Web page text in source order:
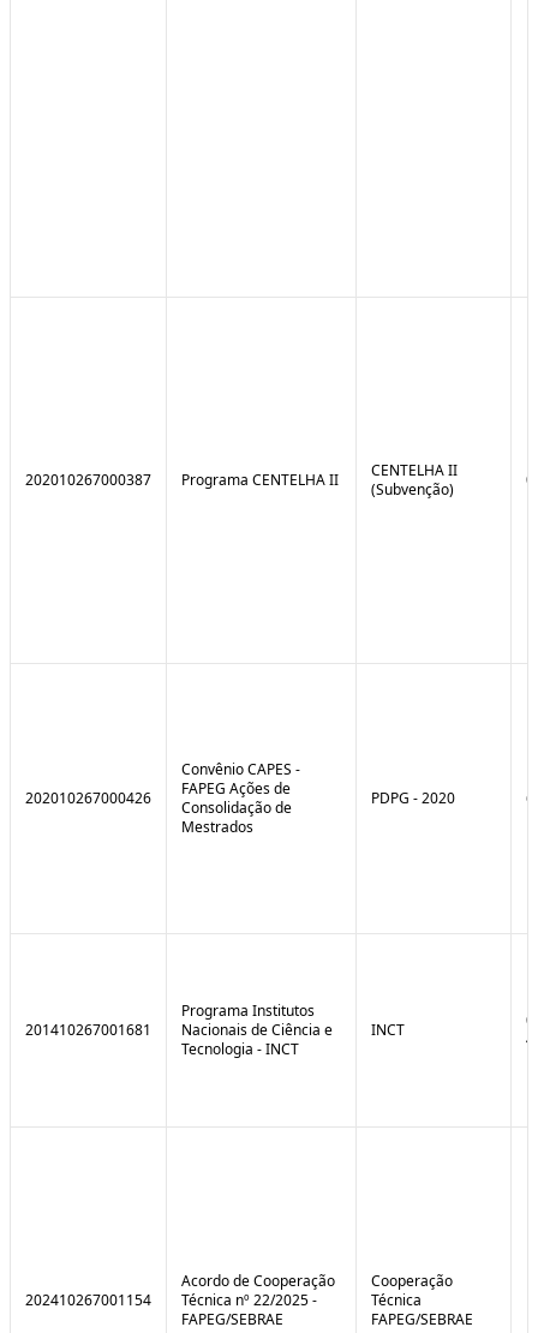
202010267000387 Programa CENTELHA II
CENTELHA II
(Subvenção)
202010267000426
Convênio CAPES -
FAPEG Ações de
Consolidação de
Mestrados
PDPG - 2020
201410267001681
Programa Institutos
Nacionais de Ciência e
Tecnologia - INCT
INCT
202410267001154
Acordo de Cooperação
Técnica nº 22/2025 -
FAPEG/SEBRAE
Cooperação
Técnica
FAPEG/SEBRAE